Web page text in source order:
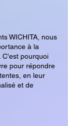
WICHITA, nous
à la
C'est pourquoi
pour répondre
en leur
et de